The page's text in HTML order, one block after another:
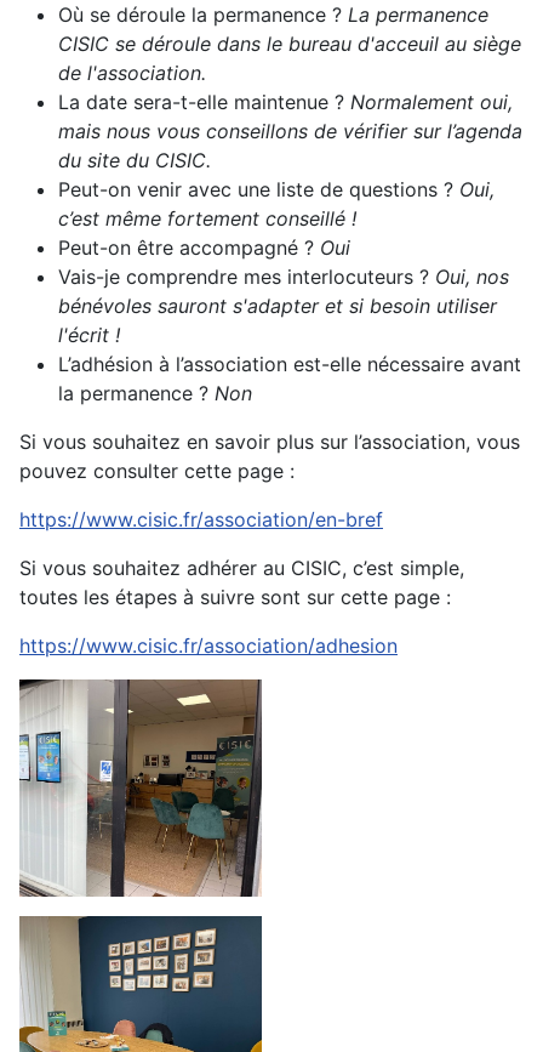
Où se déroule la permanence ? La permanence
CISIC se déroule dans le bureau d'acceuil au siège
de l'association.
La date sera-t-elle maintenue ? Normalement oui,
mais nous vous conseillons de vérifier sur l’agenda
du site du CISIC.
Peut-on venir avec une liste de questions ? Oui,
c’est même fortement conseillé !
Peut-on être accompagné ? Oui
Vais-je comprendre mes interlocuteurs ? Oui, nos
bénévoles sauront s'adapter et si besoin utiliser
l'écrit !
L’adhésion à l’association est-elle nécessaire avant
la permanence ? Non
Si vous souhaitez en savoir plus sur l’association, vous
pouvez consulter cette page :
https://www.cisic.fr/association/en-bref
Si vous souhaitez adhérer au CISIC, c’est simple,
toutes les étapes à suivre sont sur cette page :
https://www.cisic.fr/association/adhesion